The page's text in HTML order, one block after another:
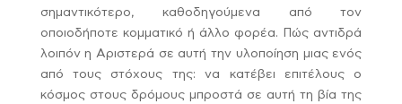
σημαντικότερο, καθοδηγούμενα από τον
οποιοδήποτε κομματικό ή άλλο φορέα. Πώς αντιδρά
λοιπόν η Αριστερά σε αυτή την υλοποίηση μιας ενός
από τους στόχους της: να κατέβει επιτέλους ο
κόσμος στους δρόμους μπροστά σε αυτή τη βία της